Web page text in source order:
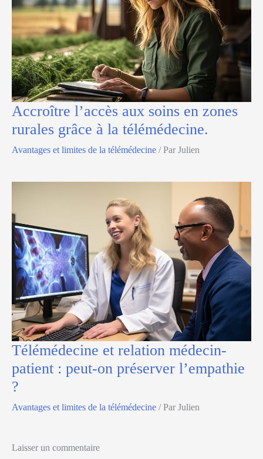
Accroître l’accès aux soins en zones
rurales grâce à la télémédecine.
Avantages et limites de la télémédecine / Par Julien
Télémédecine et relation médecin-
patient : peut-on préserver l’empathie
?
Avantages et limites de la télémédecine / Par Julien
Laisser un commentaire